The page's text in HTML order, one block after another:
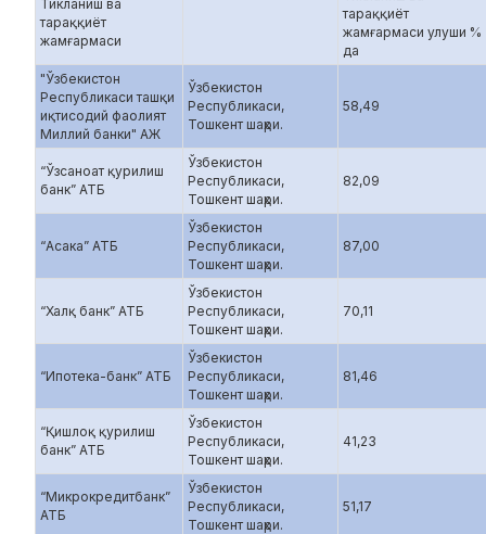
Тикланиш ва
тараққиёт
жамғармаси
тараққиёт
жамғармаси улуши %
да
"Ўзбекистон
Республикаси ташқи
иқтисодий фаолият
Миллий банки" АЖ
Ўзбекистон
Республикаси,
Тошкент шаҳри.
58,49
“Ўзсаноат қурилиш
банк” АТБ
Ўзбекистон
Республикаси,
Тошкент шаҳри.
82,09
“Асака” АТБ
Ўзбекистон
Республикаси,
Тошкент шаҳри.
87,00
“Халқ банк” АТБ
Ўзбекистон
Республикаси,
Тошкент шаҳри.
70,11
“Ипотека-банк” АТБ
Ўзбекистон
Республикаси,
Тошкент шаҳри.
81,46
“Қишлоқ қурилиш
банк” АТБ
Ўзбекистон
Республикаси,
Тошкент шаҳри.
41,23
“Микрокредитбанк”
АТБ
Ўзбекистон
Республикаси,
Тошкент шаҳри.
51,17